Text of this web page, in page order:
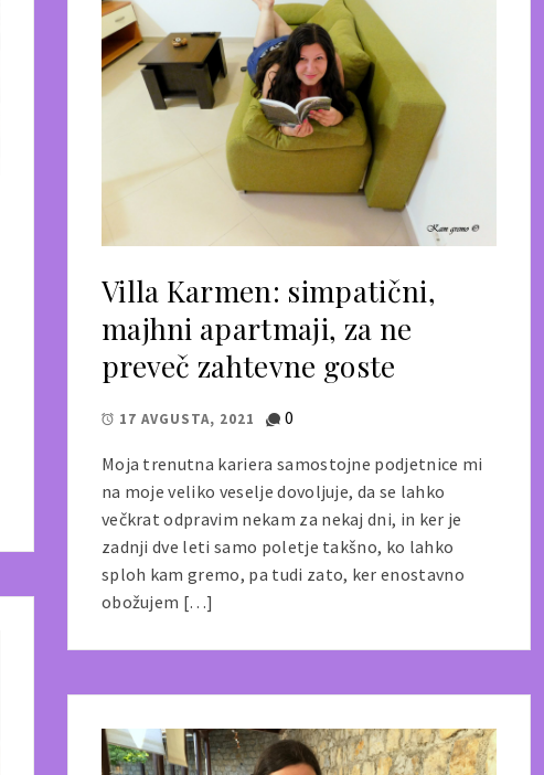
Villa Karmen: simpatični,
majhni apartmaji, za ne
preveč zahtevne goste
17 AVGUSTA, 2021 0
Moja trenutna kariera samostojne podjetnice mi
na moje veliko veselje dovoljuje, da se lahko
večkrat odpravim nekam za nekaj dni, in ker je
zadnji dve leti samo poletje takšno, ko lahko
sploh kam gremo, pa tudi zato, ker enostavno
obožujem […]